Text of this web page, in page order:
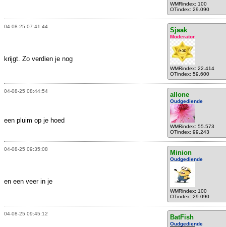
WMRindex: 100
OTindex: 29.090
04-08-25 07:41:44 Sjaak
Moderator
WMRindex: 22.414
OTindex: 59.600
krijgt. Zo verdien je nog
04-08-25 08:44:54 allone
Oudgediende
WMRindex: 55.573
OTindex: 99.243
een pluim op je hoed
04-08-25 09:35:08 Minion
Oudgediende
WMRindex: 100
OTindex: 29.090
en een veer in je
04-08-25 09:45:12 BatFish
Oudgediende